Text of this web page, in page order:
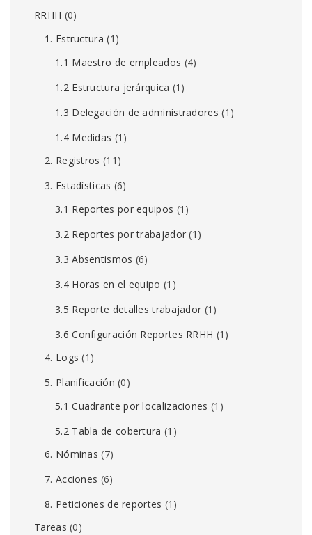
RRHH (0)
1. Estructura (1)
1.1 Maestro de empleados (4)
1.2 Estructura jerárquica (1)
1.3 Delegación de administradores (1)
1.4 Medidas (1)
2. Registros (11)
3. Estadísticas (6)
3.1 Reportes por equipos (1)
3.2 Reportes por trabajador (1)
3.3 Absentismos (6)
3.4 Horas en el equipo (1)
3.5 Reporte detalles trabajador (1)
3.6 Configuración Reportes RRHH (1)
4. Logs (1)
5. Planificación (0)
5.1 Cuadrante por localizaciones (1)
5.2 Tabla de cobertura (1)
6. Nóminas (7)
7. Acciones (6)
8. Peticiones de reportes (1)
Tareas (0)